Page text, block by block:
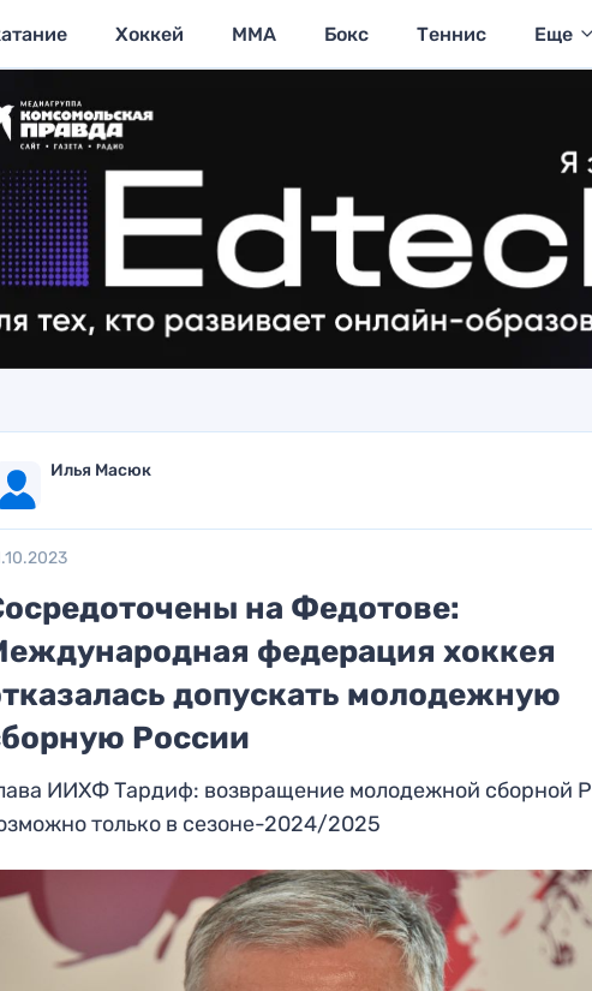
Хоккей MMA Бокс Теннис Еще
Илья Масюк
на Федотове:
федерация хоккея
допускать молодежную
России
ИИХФ Тардиф: возвращение молодежной сборной
только в сезоне-2024/2025